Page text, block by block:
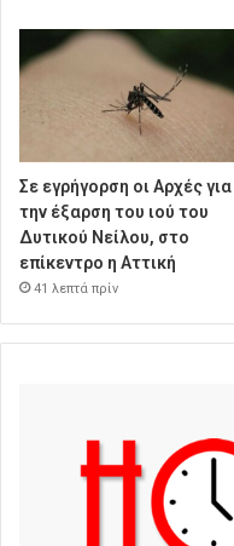
Σε εγρήγορση οι Αρχές για
την έξαρση του ιού του
Δυτικού Νείλου, στο
επίκεντρο η Αττική
41 λεπτά πρίν